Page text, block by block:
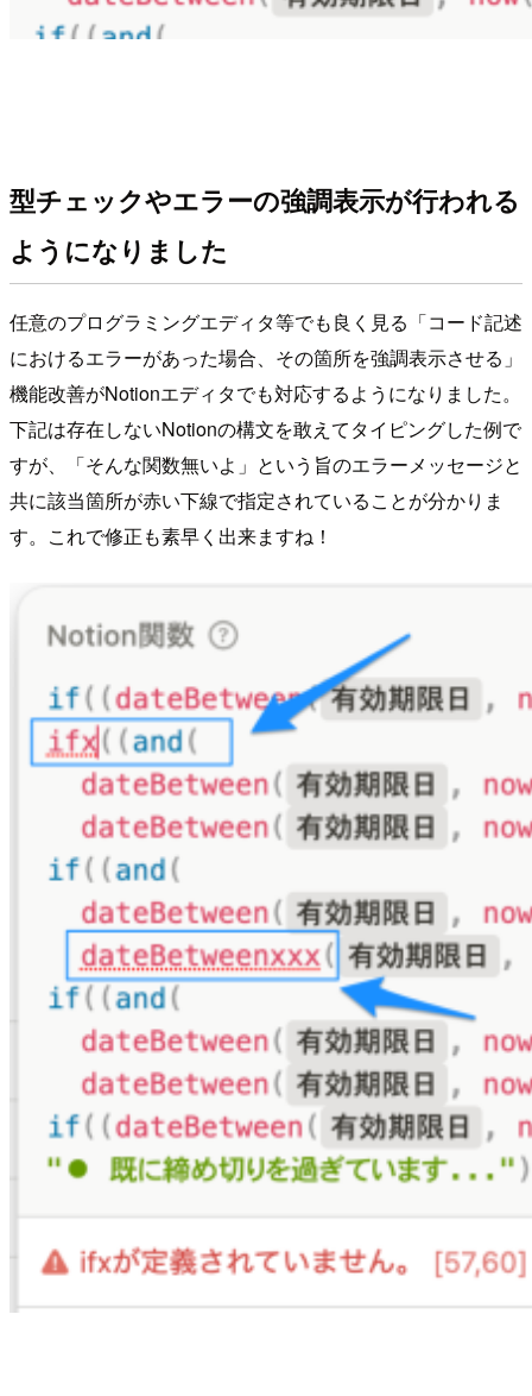
型チェックやエラーの強調表示が行われる
ようになりました
任意のプログラミングエディタ等でも良く見る「コード記述
におけるエラーがあった場合、その箇所を強調表示させる」
機能改善がNotionエディタでも対応するようになりました。
下記は存在しないNotionの構文を敢えてタイピングした例で
すが、「そんな関数無いよ」という旨のエラーメッセージと
共に該当箇所が赤い下線で指定されていることが分かりま
す。これで修正も素早く出来ますね！